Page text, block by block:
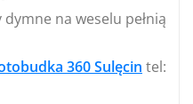
na weselu pełnią
360 Sulęcin tel: